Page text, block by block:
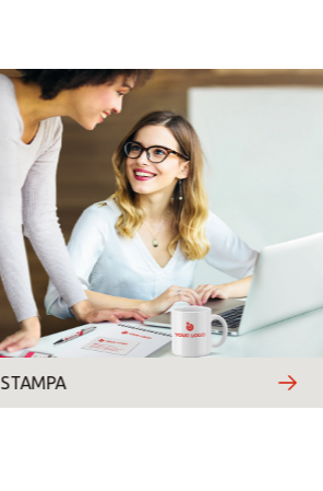
Motivo del contatto